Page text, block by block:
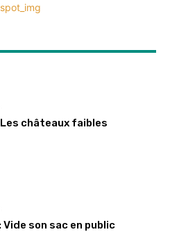
châteaux faibles
Vide son sac en public